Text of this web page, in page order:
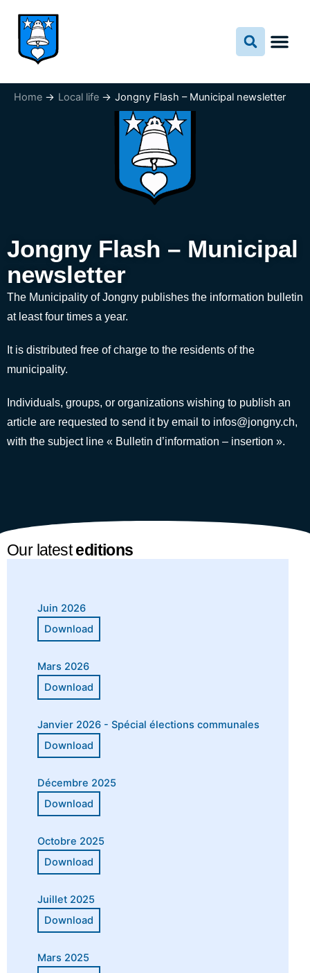
content
Home Local life Jongny Flash – Municipal newsletter
Jongny Flash – Municipal
newsletter
The Municipality of Jongny publishes the information bulletin
at least four times a year.
It is distributed free of charge to the residents of the
municipality.
Individuals, groups, or organizations wishing to publish an
article are requested to send it by email to infos@jongny.ch,
with the subject line « Bulletin d’information – insertion ».
Our latesteditions
Juin 2026
Mars 2026
Janvier 2026 - Spécial élections communales
Décembre 2025
Octobre 2025
Juillet 2025
Mars 2025